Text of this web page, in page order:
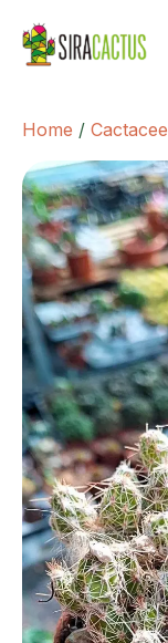
Home / Cactacee